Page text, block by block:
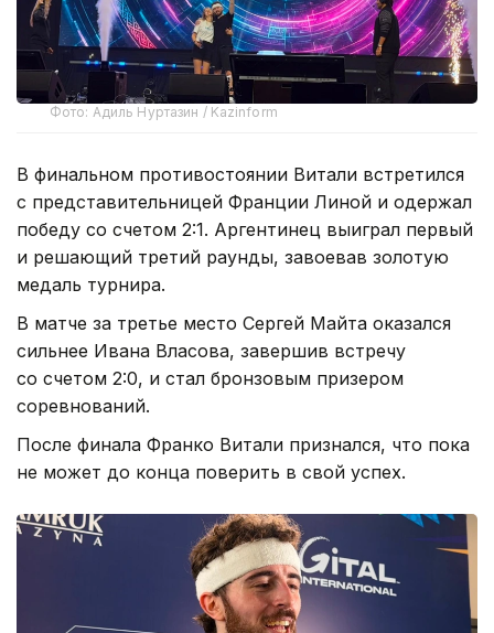
Фото: Адиль Нуртазин / Kazinform
В финальном противостоянии Витали встретился
с представительницей Франции Линой и одержал
победу со счетом 2:1. Аргентинец выиграл первый
и решающий третий раунды, завоевав золотую
медаль турнира.
В матче за третье место Сергей Майта оказался
сильнее Ивана Власова, завершив встречу
со счетом 2:0, и стал бронзовым призером
соревнований.
После финала Франко Витали признался, что пока
не может до конца поверить в свой успех.